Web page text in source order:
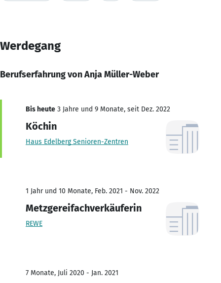
Werdegang
Berufserfahrung von Anja Müller-Weber
Bis heute 3 Jahre und 9 Monate, seit Dez. 2022
Köchin
Haus Edelberg Senioren-Zentren
1 Jahr und 10 Monate, Feb. 2021 - Nov. 2022
Metzgereifachverkäuferin
REWE
7 Monate, Juli 2020 - Jan. 2021